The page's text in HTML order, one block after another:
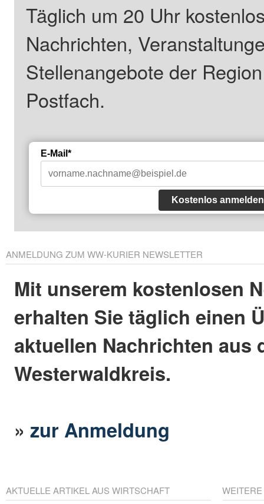
Täglich um 20 Uhr
Nachrichten,
Stellenangebote der
Postfach.
E-Mail*
Kostenlos anmelden
ANMELDUNG ZUM WW-KURIER NEWSLETTER
Mit unserem kostenlosen
erhalten Sie täglich einen
aktuellen Nachrichten aus
Westerwaldkreis.
»zur Anmeldung
AKTUELLE ARTIKEL AUS WIRTSCHAFT